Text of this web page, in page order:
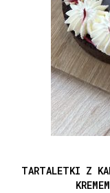
TARTALETKI Z